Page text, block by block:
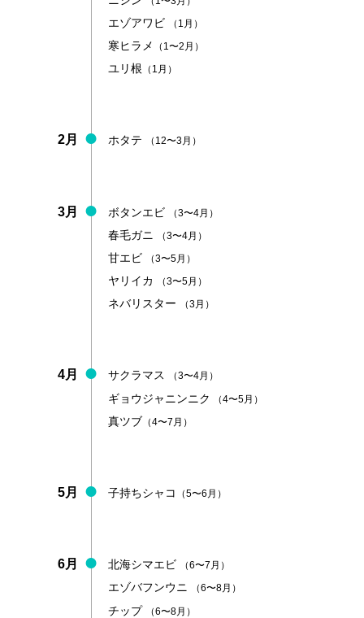
エゾアワビ （1月）
寒ヒラメ （1〜2月）
ユリ根 （1月）
2月 ホタテ （12〜3月）
3月 ボタンエビ （3〜4月）
春毛ガニ （3〜4月）
甘エビ （3〜5月）
ヤリイカ （3〜5月）
ネバリスター （3月）
4月 サクラマス （3〜4月）
ギョウジャニンニク （4〜5月）
真ツブ （4〜7月）
5月 子持ちシャコ （5〜6月）
6月 北海シマエビ （6〜7月）
エゾバフンウニ （6〜8月）
チップ （6〜8月）